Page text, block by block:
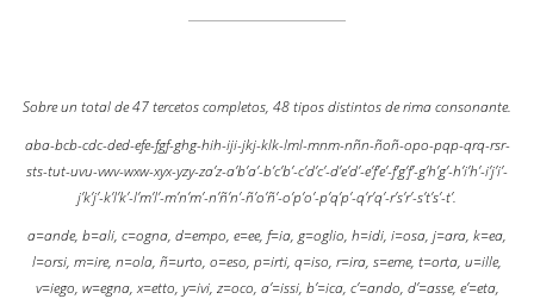
Sobre un total de 47 tercetos completos, 48 tipos distintos de rima consonante.
aba-bcb-cdc-ded-efe-fgf-ghg-hih-iji-jkj-klk-lml-mnm-nñn-ñoñ-opo-pqp-qrq-rsr-
sts-tut-uvu-vwv-wxw-xyx-yzy-za’z-a’b’a’-b’c’b’-c’d’c’-d’e’d’-e’f’e’-f’g’f’-g’h’g’-h’i’h’-i’j’i’-
j’k’j’-k’l’k’-l’m’l’-m’n’m’-n’ñ’n’-ñ’o’ñ’-o’p’o’-p’q’p’-q’r’q’-r’s’r’-s’t’s’-t’.
a=ande, b=ali, c=ogna, d=empo, e=ee, f=ia, g=oglio, h=idi, i=osa, j=ara, k=ea,
l=orsi, m=ire, n=ola, ñ=urto, o=eso, p=irti, q=iso, r=ira, s=eme, t=orta, u=ille,
v=iego, w=egna, x=etto, y=ivi, z=oco, a’=issi, b’=ica, c’=ando, d’=asse, e’=eta,